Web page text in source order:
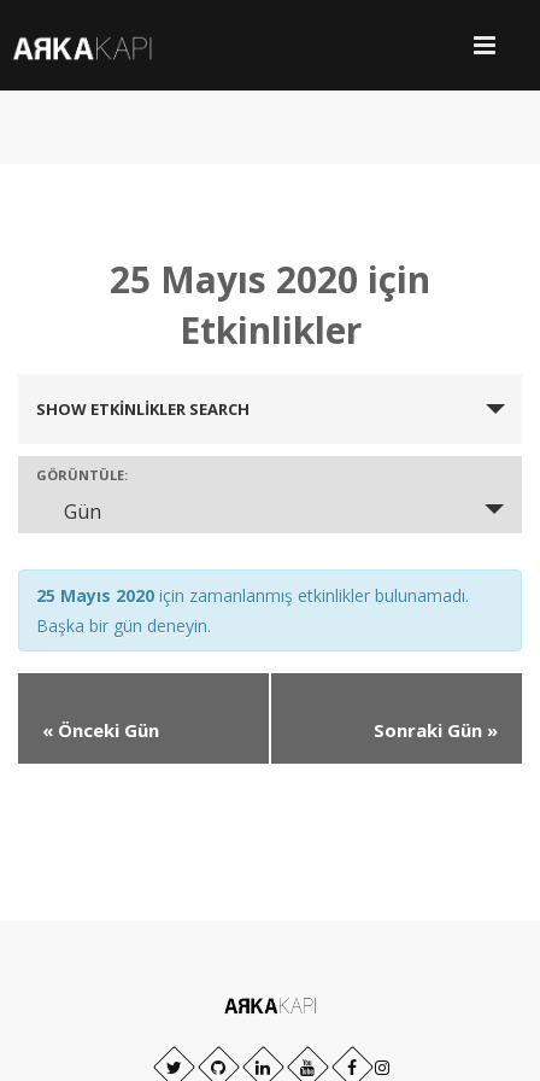
25 Mayıs 2020 için
Etkinlikler
Search
and
Views
Navigation
SHOW ETKINLIKLER SEARCH
Etkinlik
Views
Navigation
GÖRÜNTÜLE:
Gün
25 Mayıs 2020 için zamanlanmış etkinlikler bulunamadı.
Başka bir gün deneyin.
« Önceki Gün Sonraki Gün »